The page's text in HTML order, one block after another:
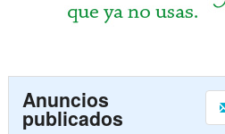
Anuncios
publicados